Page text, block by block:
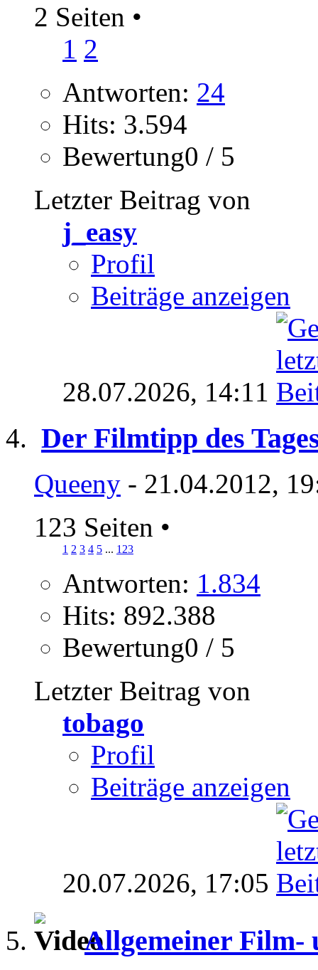
2 Seiten •
1 2
Antworten: 24
Hits: 3.594
Bewertung0 / 5
Letzter Beitrag von
j_easy
Profil
Beiträge anzeigen
28.07.2026, 14:11
Der Filmtipp des
Queeny - 21.04.2012,
123 Seiten •
1 2 3 4 5 ... 123
Antworten: 1.834
Hits: 892.388
Bewertung0 / 5
Letzter Beitrag von
tobago
Profil
Beiträge anzeigen
20.07.2026, 17:05
Allgemeiner Film-